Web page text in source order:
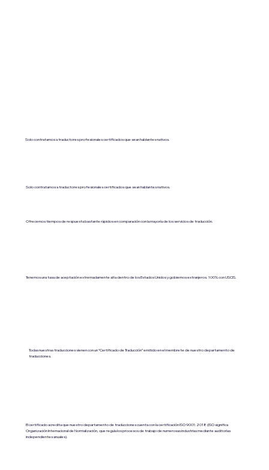
Solo contratamos a traductores profesionales certificados que sean hablantes nativos.
Solo contratamos a traductores profesionales certificados que sean hablantes nativos.
Ofrecemos tiempos de respuesta bastante rápidos en comparación con la mayoría de los servicios de traducción.
Tenemos una tasa de aceptación extremadamente alta dentro de los Estados Unidos y gobiernos extranjeros. 100% con USCIS.
Todas nuestras traducciones vienen con un “Certificado de Traducción” emitido en el membrete de nuestro departamento de
traducciones.
El certificado acredita que nuestro departamento de traducciones cuenta con la certificación ISO 9001:2018 (ISO significa
Organización Internacional de Normalización, que regula los procesos de trabajo de numerosas industrias mediante auditorías
independientes anuales).